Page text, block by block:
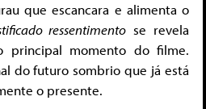
que escancara e alimenta o
ressentimento se revela
principal momento do filme.
do futuro sombrio que já está
o presente.